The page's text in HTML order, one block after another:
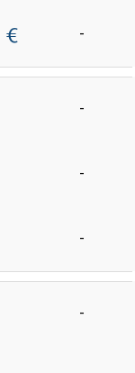
€ -
-
-
-
-